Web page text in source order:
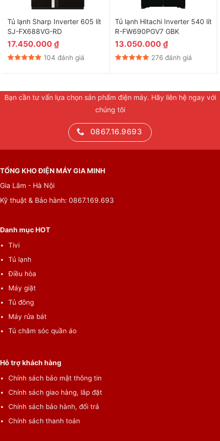
Tủ lạnh Sharp Inverter 605 lít
SJ-FX688VG-RD
17.450.000 ₫
104 đánh giá
Tủ lạnh Hitachi Inverter 540 lít
R-FW690PGV7 GBK
13.050.000 ₫
276 đánh giá
Bạn cần tư vấn lựa chọn sản phẩm điện máy. Hãy liên hệ ngay với
chúng tôi
0867.16.9693
TỔNG KHO ĐIỆN MÁY GIA MINH
Gia Lâm - Hà Nội
Kỹ thuật & Bảo hành: 0867.169.693
Danh mục HOT
Tivi
Tủ lạnh
Điều hòa
Máy giặt
Tủ đông
Máy rửa bát
Tủ chăm sóc quần áo
Hỗ trợ khách hàng
Chính sách bảo mật thông tin
Chính sách giao hàng, lắp đặt
Chính sách bảo hành, đổi trả
Chính sách thanh toán